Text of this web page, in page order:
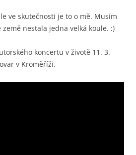
ve skutečnosti je to o mě. Musím
nestala jedna velká koule. :)
koncertu v životě 11. 3.
v Kroměříži.